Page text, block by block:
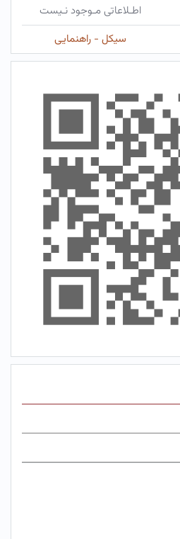
اطـلاعاتی مـوجود نـیست
سیکل - راهنمایی